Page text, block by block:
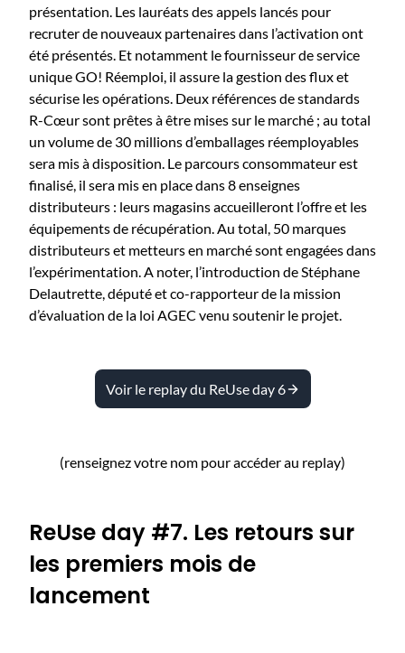
présentation. Les lauréats des appels lancés pour
recruter de nouveaux partenaires dans l’activation ont
été présentés. Et notamment le fournisseur de service
unique GO! Réemploi, il assure la gestion des flux et
sécurise les opérations. Deux références de standards
R-Cœur sont prêtes à être mises sur le marché ; au total
un volume de 30 millions d’emballages réemployables
sera mis à disposition. Le parcours consommateur est
finalisé, il sera mis en place dans 8 enseignes
distributeurs : leurs magasins accueilleront l’offre et les
équipements de récupération. Au total, 50 marques
distributeurs et metteurs en marché sont engagées dans
l’expérimentation. A noter, l’introduction de Stéphane
Delautrette, député et co-rapporteur de la mission
d’évaluation de la loi AGEC venu soutenir le projet.
Voir le replay du ReUse day 6
(renseignez votre nom pour accéder au replay)
ReUse day #7. Les retours sur
les premiers mois de
lancement